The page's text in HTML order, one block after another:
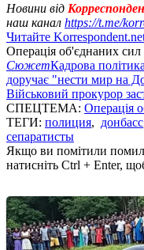
Новини від
наш канал https://t.me/
Читайте
Операція об'єднаних сил
СюжетКадрова
доручає "нести мир на
Військовий прокурор
СПЕЦТЕМА: Операція
ТЕГИ: полиция, донбасс
сепаратисты
Якщо ви помітили
натисніть Ctrl + Enter,